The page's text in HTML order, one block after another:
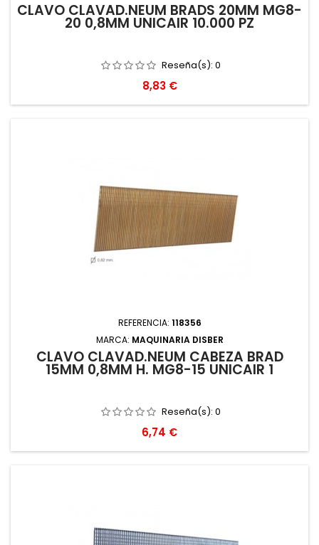
CLAVO CLAVAD.NEUM BRADS 20MM MG8-
20 0,8MM UNICAIR 10.000 PZ
Reseña(s): 0
Precio
8,83 €
REFERENCIA: 118356
MARCA: MAQUINARIA DISBER
CLAVO CLAVAD.NEUM CABEZA BRAD
15MM 0,8MM H. MG8-15 UNICAIR 1
Reseña(s): 0
Precio
6,74 €